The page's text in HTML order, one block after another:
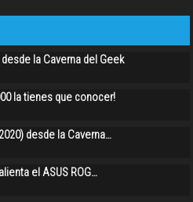
la Caverna del Geek
la tienes que conocer!
desde la Caverna…
el ASUS ROG…